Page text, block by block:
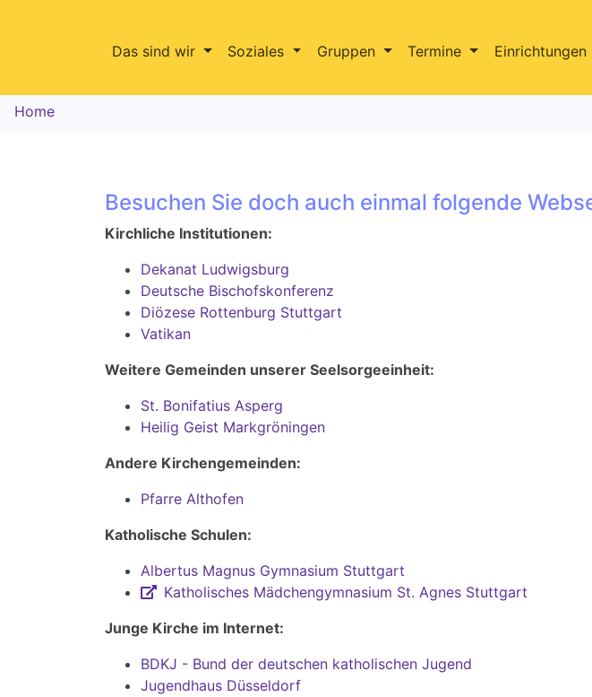
Das sind wir Soziales Gruppen Termine Einrichtungen
Home
Besuchen Sie doch auch einmal folgende
Kirchliche Institutionen:
Dekanat Ludwigsburg
Deutsche Bischofskonferenz
Diözese Rottenburg Stuttgart
Vatikan
Weitere Gemeinden unserer Seelsorgeeinheit:
St. Bonifatius Asperg
Heilig Geist Markgröningen
Andere Kirchengemeinden:
Pfarre Althofen
Katholische Schulen:
Albertus Magnus Gymnasium Stuttgart
Katholisches Mädchengymnasium St. Agnes Stuttgart
Junge Kirche im Internet:
BDKJ - Bund der deutschen katholischen Jugend
Jugendhaus Düsseldorf